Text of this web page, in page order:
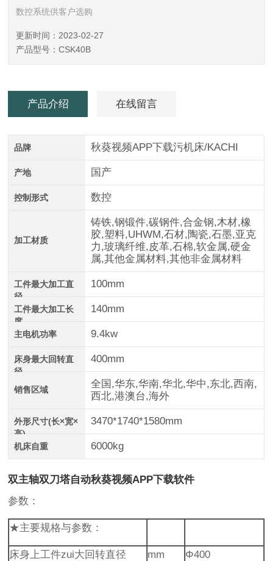
数控系统供客户选购
更新时间：2023-02-27
产品型号：CSK40B
产品介绍 在线留言
品牌 秋葵视频APP下载污机床/KACHI
产地 国产
控制形式 数控
加工材质
铸铁,钢锻件,碳钢件,合金钢,木材,橡
胶,塑料,UHWM,石材,陶瓷,石墨,亚克
力,玻璃纤维,皮革,石棉,软金属,硬金
属,其他金属材料,其他非金属材料
工件最大加工直
径
100mm
工件最大加工长
度
140mm
主电机功率 9.4kw
床身最大回转直
径
400mm
销售区域
全国,华东,华南,华北,华中,东北,西南,
西北,港澳台,海外
外形尺寸(长×宽×
高)
3470*1740*1580mm
机床自重 6000kg
双主轴双刀塔自动秋葵视频APP下载软件
参数：
★主要规格与参数：
床身上工件zui大回转直径 mm Φ400